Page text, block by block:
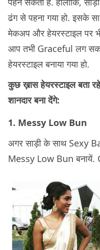
ढंग से पहना गया हो. इसके
मेकअप और हेयरस्टाइल पर भी
आप तभी Graceful लग
हेयरस्टाइल बनाया गया हो.
कुछ ख़ास हेयरस्टाइल बता
शानदार बना देंगे:
1. Messy Low Bun
अगर साड़ी के साथ Sexy
Messy Low Bun